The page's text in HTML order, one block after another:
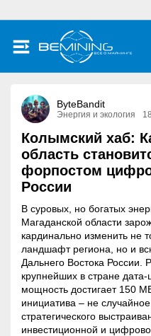
ByteBandit
Энергия и экология
Колымский хаб:
область
форпостом
России
В суровых, но богатых
Магаданской области
кардинально изменить не
ландшафт региона, но и
Дальнего Востока России.
крупнейших в стране дата-
мощность достигает 150
инициатива – не
стратегического
инвестиционной и